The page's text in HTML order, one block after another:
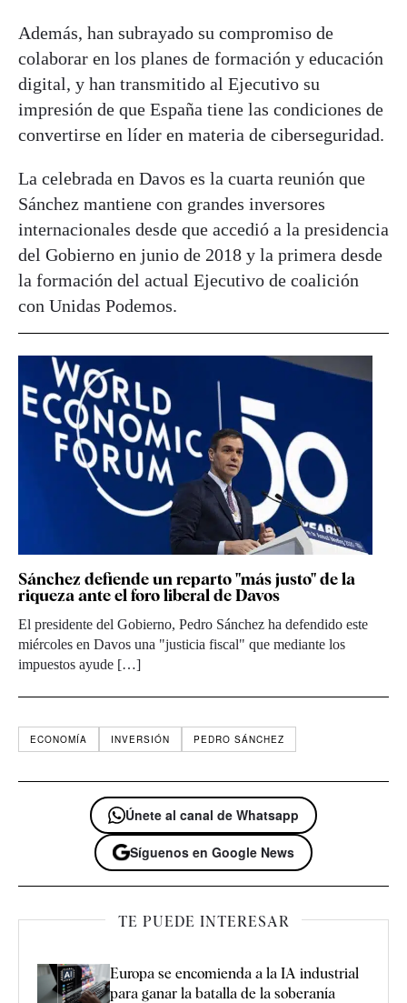
Además, han subrayado su compromiso de
colaborar en los planes de formación y educación
digital, y han transmitido al Ejecutivo su
impresión de que España tiene las condiciones de
convertirse en líder en materia de ciberseguridad.
La celebrada en Davos es la cuarta reunión que
Sánchez mantiene con grandes inversores
internacionales desde que accedió a la presidencia
del Gobierno en junio de 2018 y la primera desde
la formación del actual Ejecutivo de coalición
con Unidas Podemos.
Sánchez defiende un reparto "más justo" de la
riqueza ante el foro liberal de Davos
El presidente del Gobierno, Pedro Sánchez ha defendido este
miércoles en Davos una "justicia fiscal" que mediante los
impuestos ayude […]
ECONOMÍA INVERSIÓN PEDRO SÁNCHEZ
Únete al canal de Whatsapp
Síguenos en Google News
TE PUEDE INTERESAR
Europa se encomienda a la IA industrial
para ganar la batalla de la soberanía